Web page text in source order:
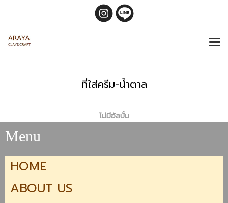
ที่ใส่ครีม-น้ำตาล
ไม่มีอัลบั้ม
Menu
HOME
ABOUT US